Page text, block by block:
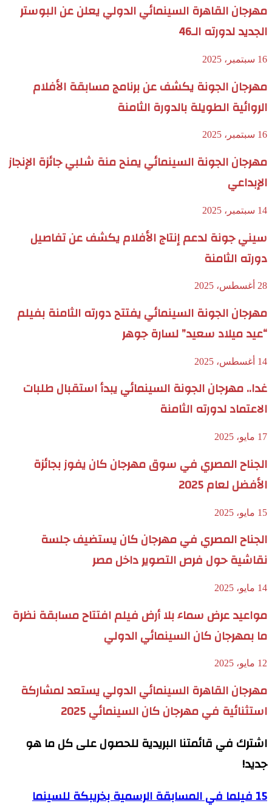
مهرجان القاهرة السينمائي الدولي يعلن عن البوستر
الجديد لدورته الـ46
16 سبتمبر، 2025
مهرجان الجونة يكشف عن برنامج مسابقة الأفلام
الروائية الطويلة بالدورة الثامنة
16 سبتمبر، 2025
مهرجان الجونة السينمائي يمنح منة شلبي جائزة الإنجاز
الإبداعي
14 سبتمبر، 2025
سيني جونة لدعم إنتاج الأفلام يكشف عن تفاصيل
دورته الثامنة
28 أغسطس، 2025
مهرجان الجونة السينمائي يفتتح دورته الثامنة بفيلم
“عيد ميلاد سعيد” لسارة جوهر
14 أغسطس، 2025
غدا.. مهرجان الجونة السينمائي يبدأ استقبال طلبات
الاعتماد لدورته الثامنة
17 مايو، 2025
الجناح المصري في سوق مهرجان كان يفوز بجائزة
الأفضل لعام 2025
15 مايو، 2025
الجناح المصري في مهرجان كان يستضيف جلسة
نقاشية حول فرص التصوير داخل مصر
14 مايو، 2025
مواعيد عرض سماء بلا أرض فيلم افتتاح مسابقة نظرة
ما بمهرجان كان السينمائي الدولي
12 مايو، 2025
مهرجان القاهرة السينمائي الدولي يستعد لمشاركة
استثنائية في مهرجان كان السينمائي 2025
اشترك في قائمتنا البريدية للحصول على كل ما هو
جديد!
15 فيلما في المسابقة الرسمية بخريبكة للسينما